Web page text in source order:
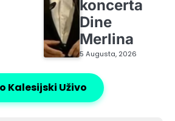
koncerta
Dine
Merlina
5 Augusta, 2026
Kalesijski Uživo